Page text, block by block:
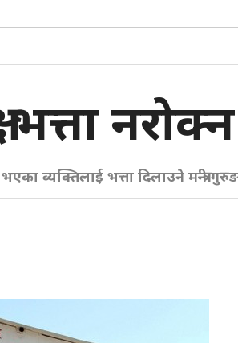
व्यक्तिलाई भत्ता दिलाउने मन्त्री